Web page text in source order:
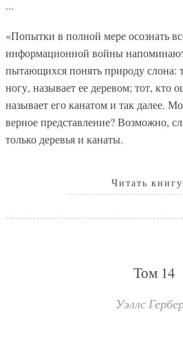
...
«Попытки в полной мере осознать
информационной войны
пытающихся понять природу слона:
ногу, называет ее деревом; тот, кто
называет его канатом и так далее.
верное представление? Возможно,
только деревья и канаты.
Читать книгу
Том 14
Уэллс